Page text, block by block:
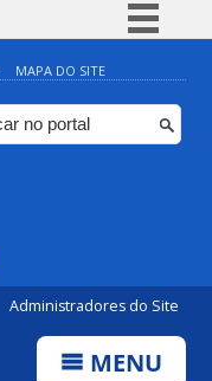
Simplifique!
Comunica BR
Participe
MAPA DO SITE
Administradores do Site
MENU